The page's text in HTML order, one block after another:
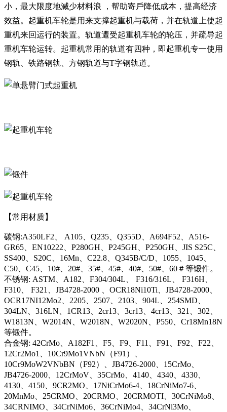
小，最大限度地減少材料浪 ，帮助寄戶降低成本，提高经济
效益。起重机车轮是用来支撑起重机与载荷，并在轨道上使起
重机来回运行的装置。轨道遭受起重机车轮的轮压，并疏导起
重机车轮运转。起重机常用的轨道有四种，即起重机专一使用
钢轨、铁路钢轨、方钢轨道与T字钢轨道。
【常用材质】
碳钢:A350LF2、 A105、Q235、Q355D、A694F52、A516-
GR65、EN10222、P280GH、P245GH、P250GH、JIS S25C、
SS400、S20C、16Mn、C22.8、Q345B/C/D、1055、1045、
C50、C45、10#、20#、35#、45#、40#、50#、60＃等锻件。
不锈钢: ASTM、A182、F304/304L、 F316/316L、 F316H、
F310、 F321、JB4728-2000 、OCR18Ni10Ti、JB4728-2000、
OCR17NI12Mo2、2205、2507、2103、904L、254SMD、
304LN、316LN、1CR13、2cr13、3cr13、4cr13、321、302、
W1813N、W2014N、W2018N、W2020N、P550、Cr18Mn18N
等锻件。
合金钢: 42CrMo、A182F1、F5、F9、F11、F91、F92、F22、
12Cr2Mo1、10Cr9Mo1VNbN（F91）、
10Cr9MoW2VNbBN（F92）、JB4726-2000、15CrMo、
JB4726-2000、12CrMoV、35CrMo、4140、4340、4330、
4130、4150、9CR2MO、17NiCrMo6-4、18CrNiMo7-6、
20MnMo、25CRMO、20CRMO、20CRMOTI、30CrNiMo8、
34CRNIMO、34CrNiMo6、36CrNiMo4、34CrNi3Mo、